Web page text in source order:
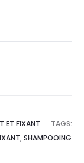
ET FIXANT
TAGS:
, SHAMPOOING